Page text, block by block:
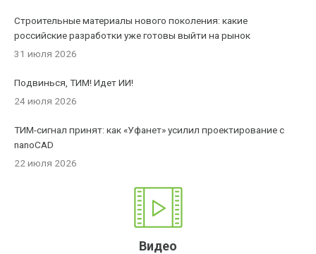
Строительные материалы нового поколения: какие
российские разработки уже готовы выйти на рынок
31 июля 2026
Подвинься, ТИМ! Идет ИИ!
24 июля 2026
ТИМ-сигнал принят: как «Уфанет» усилил проектирование с
nanoCAD
22 июля 2026
Видео